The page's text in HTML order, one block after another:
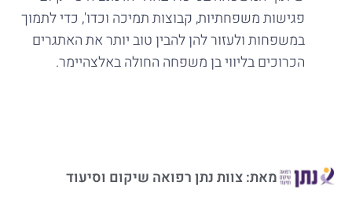
פגישות משפחתיות, קבוצות תמיכה וכדו', כדי לתמוך
במשפחות ולעזור להן להבין טוב יותר את האתגרים
הכרוכים בליווי בן משפחה החולה באלצהיימר.
מאת: צוות נתן רפואה שיקום וסיעוד